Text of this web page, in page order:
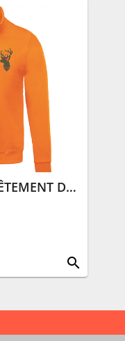
SWEAT COL ZIP VÊTEMENT DE CHASSE | ORANGE
search